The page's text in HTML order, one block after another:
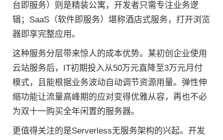
台即服务）则是精装公寓，开发者只需专注业务逻
辑；SaaS（软件即服务）堪称酒店式服务，打开浏览
器即享完整应用。
这种服务分层带来惊人的成本优势。某初创企业使用
云站服务后，IT初期投入从50万元直降至3万元月付
模式，且能根据业务波动自动调节资源用量。弹性伸
缩功能让流量高峰期的应对变得优雅从容，再也不必
为双十一购买全年闲置的服务器。
更值得关注的是Serverless无服务架构的兴起。开发